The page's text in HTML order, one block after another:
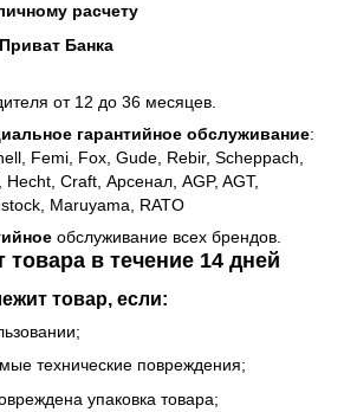
расчету
Банка
от 12 до 36 месяцев.
гарантийное обслуживание:
Femi, Fox, Gude, Rebir, Scheppach,
Craft, Арсенал, AGP, AGT,
Maruyama, RATO
обслуживание всех брендов.
в течение 14 дней
товар, если:
технические повреждения;
упаковка товара;